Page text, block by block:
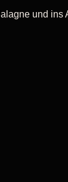
und ins